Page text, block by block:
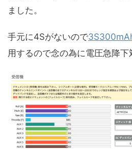
ました。
手元に4Sがないので
用するので念の為に電圧急降下